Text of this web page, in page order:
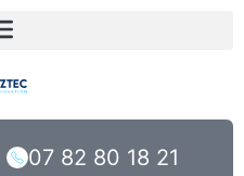
07 82 80 18 21